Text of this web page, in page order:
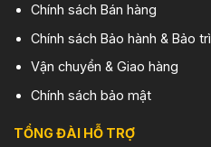
Chính sách Bán hàng
Chính sách Bảo hành & Bảo trì
Vận chuyển & Giao hàng
Chính sách bảo mật
TỔNG ĐÀI HỖ TRỢ